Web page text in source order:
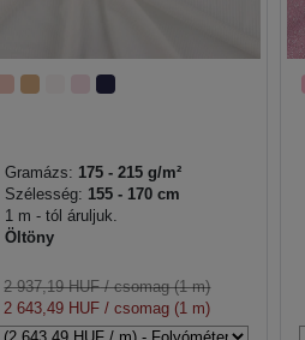
Gramázs: 175 - 215 g/m²
Szélesség: 155 - 170 cm
1 m - tól áruljuk.
Öltöny
2 937,19 HUF/ csomag (1 m)
2 643,49 HUF / csomag (1 m)